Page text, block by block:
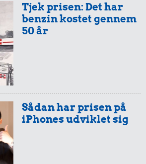
Tjek prisen: Det har
benzin kostet gennem
50 år
Sådan har prisen på
iPhones udviklet sig